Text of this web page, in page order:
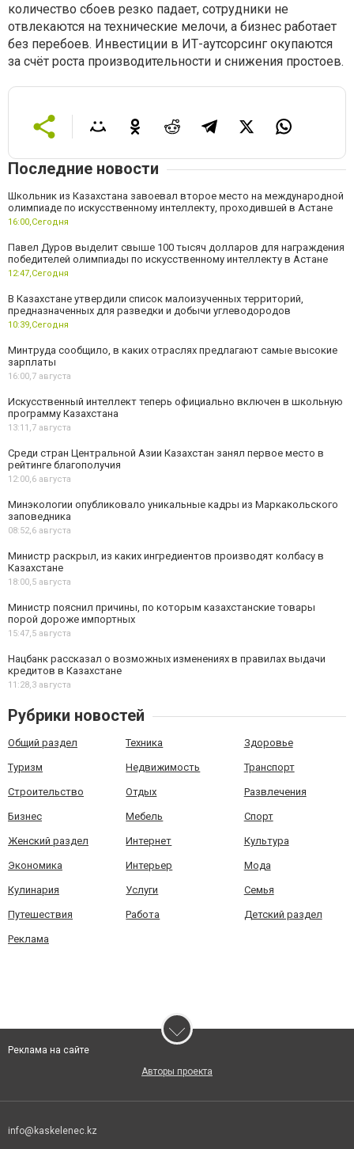
количество сбоев резко падает, сотрудники не
отвлекаются на технические мелочи, а бизнес работает
без перебоев. Инвестиции в ИТ-аутсорсинг окупаются
за счёт роста производительности и снижения простоев.
Последние новости
Школьник из Казахстана завоевал второе место на международной
олимпиаде по искусственному интеллекту, проходившей в Астане
16:00,Сегодня
Павел Дуров выделит свыше 100 тысяч долларов для награждения
победителей олимпиады по искусственному интеллекту в Астане
12:47,Сегодня
В Казахстане утвердили список малоизученных территорий,
предназначенных для разведки и добычи углеводородов
10:39,Сегодня
Минтруда сообщило, в каких отраслях предлагают самые высокие
зарплаты
16:00,7 августа
Искусственный интеллект теперь официально включен в школьную
программу Казахстана
13:11,7 августа
Среди стран Центральной Азии Казахстан занял первое место в
рейтинге благополучия
12:00,6 августа
Минэкологии опубликовало уникальные кадры из Маркакольского
заповедника
08:52,6 августа
Министр раскрыл, из каких ингредиентов производят колбасу в
Казахстане
18:00,5 августа
Министр пояснил причины, по которым казахстанские товары
порой дороже импортных
15:47,5 августа
Нацбанк рассказал о возможных изменениях в правилах выдачи
кредитов в Казахстане
11:28,3 августа
Рубрики новостей
Общий раздел Техника Здоровье
Туризм Недвижимость Транспорт
Строительство Отдых Развлечения
Бизнес Мебель Спорт
Женский раздел Интернет Культура
Экономика Интерьер Мода
Кулинария Услуги Семья
Путешествия Работа Детский раздел
Реклама
Реклама на сайте
Авторы проекта
info@kaskelenec.kz